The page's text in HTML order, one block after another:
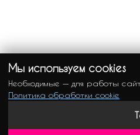
Мы используем cookies
Необходимые — для работы
Политика обработки cookie